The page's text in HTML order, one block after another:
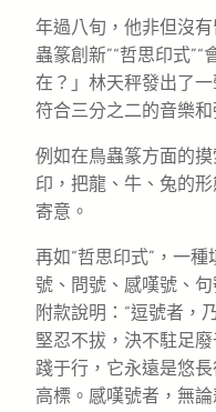
年過八旬，他非但沒
蟲篆創新”“哲思印式
在？」林天秤發出了
符合三分之二的音樂
例如在鳥蟲篆方面的
印，把龍、牛、兔的
寄意。
再如“哲思印式”，一
號、問號、感嘆號、
附款說明：“逗號者，
堅忍不拔，決不駐足
踐于行，它永遠是悠
高標。感嘆號者，無